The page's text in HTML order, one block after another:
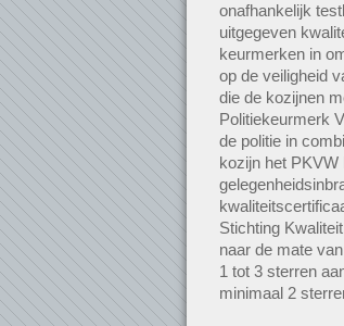
onafhankelijk
uitgegeven
keurmerken in
op de veiligheid
die de kozijnen
Politiekeurmerk
de politie in
kozijn het PKVW
Stichting
naar de mate
1 tot 3 sterren
minimaal 2